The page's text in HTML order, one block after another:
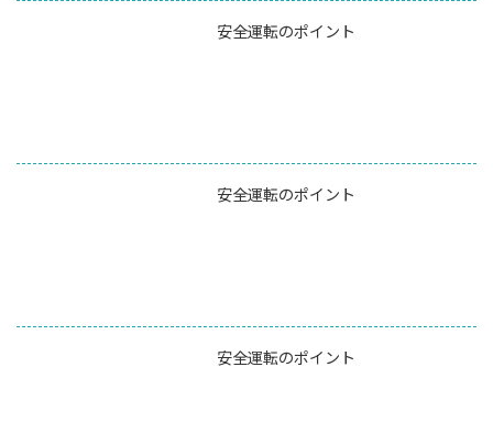
安全運転のポイント
安全運転のポイント
安全運転のポイント